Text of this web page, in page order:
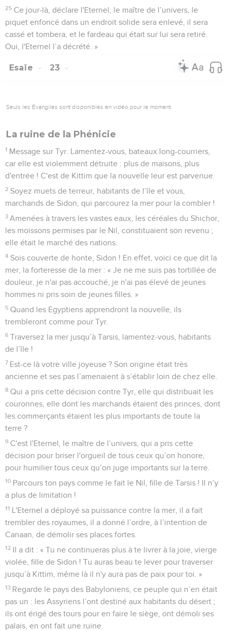
25 Ce jour-là, déclare l'Eternel, le maître de l’univers, le
piquet enfoncé dans un endroit solide sera enlevé, il sera
cassé et tombera, et le fardeau qui était sur lui sera retiré.
Oui, l'Eternel l’a décrété. »
Esaïe 23
Seuls les Évangiles sont disponibles en vidéo pour le moment.
La ruine de la Phénicie
1 Message sur Tyr. Lamentez-vous, bateaux long-courriers,
car elle est violemment détruite : plus de maisons, plus
d'entrée ! C'est de Kittim que la nouvelle leur est parvenue.
2 Soyez muets de terreur, habitants de l’île et vous,
marchands de Sidon, qui parcourez la mer pour la combler !
3 Amenées à travers les vastes eaux, les céréales du Shichor,
les moissons permises par le Nil, constituaient son revenu ;
elle était le marché des nations.
4 Sois couverte de honte, Sidon ! En effet, voici ce que dit la
mer, la forteresse de la mer : « Je ne me suis pas tortillée de
douleur, je n'ai pas accouché, je n'ai pas élevé de jeunes
hommes ni pris soin de jeunes filles. »
5 Quand les Egyptiens apprendront la nouvelle, ils
trembleront comme pour Tyr.
6 Traversez la mer jusqu’à Tarsis, lamentez-vous, habitants
de l’île !
7 Est-ce là votre ville joyeuse ? Son origine était très
ancienne et ses pas l’amenaient à s’établir loin de chez elle.
8 Qui a pris cette décision contre Tyr, elle qui distribuait les
couronnes, elle dont les marchands étaient des princes, dont
les commerçants étaient les plus importants de toute la
terre ?
9 C'est l'Eternel, le maître de l’univers, qui a pris cette
décision pour briser l'orgueil de tous ceux qu’on honore,
pour humilier tous ceux qu’on juge importants sur la terre.
10 Parcours ton pays comme le fait le Nil, fille de Tarsis ! Il n’y
a plus de limitation !
11 L'Eternel a déployé sa puissance contre la mer, il a fait
trembler des royaumes, il a donné l’ordre, à l’intention de
Canaan, de démolir ses places fortes.
12 Il a dit : « Tu ne continueras plus à te livrer à la joie, vierge
violée, fille de Sidon ! Tu auras beau te lever pour traverser
jusqu’à Kittim, même là il n'y aura pas de paix pour toi. »
13 Regarde le pays des Babyloniens, ce peuple qui n’en était
pas un : les Assyriens l’ont destiné aux habitants du désert ;
ils ont érigé des tours pour en faire le siège, ont démoli ses
palais, en ont fait une ruine.